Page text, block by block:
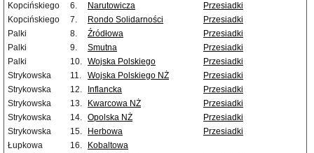
Kopcińskiego
6. Narutowicza
Przesiadki
Kopcińskiego
7. Rondo Solidarności
Przesiadki
Palki
8. Źródłowa
Przesiadki
Palki
9. Smutna
Przesiadki
Palki
10. Wojska Polskiego
Przesiadki
Strykowska
11. Wojska Polskiego NŻ
Przesiadki
Strykowska
12. Inflancka
Przesiadki
Strykowska
13. Kwarcowa NŻ
Przesiadki
Strykowska
14. Opolska NŻ
Przesiadki
Strykowska
15. Herbowa
Przesiadki
Łupkowa
16.
Kobaltowa